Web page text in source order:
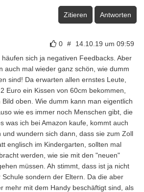
Zitieren Antworten
0 # 14.10.19 um 09:59
häufen sich ja negativen Feedbacks. Aber
auch mal wieder ganz schön, wie dumm
sind! Da erwarten allen ernstes Leute,
Euro ein Kissen von 60cm bekommen,
Bild oben. Wie dumm kann man eigentlich
wie es immer noch Menschen gibt, die
was ich bei Amazon kaufe, kommt auch
und wundern sich dann, dass sie zum Zoll
englisch im Kindergarten, sollten mal
werden, wie sie mit den "neuen"
müssen. Ah stimmt, dass ist ja nicht
Schule sondern der Eltern. Da die aber
mehr mit dem Handy beschäftigt sind, als